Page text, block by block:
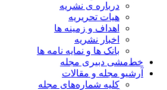
درباره ی نشریه
هیات تحریریه
اهداف و زمینه ها
اخبار نشریه
بانک ها و نمایه نامه ها
خط‌مشی دبیری مجله
آرشیو مجله و مقالات
کلیه شماره‌های مجله